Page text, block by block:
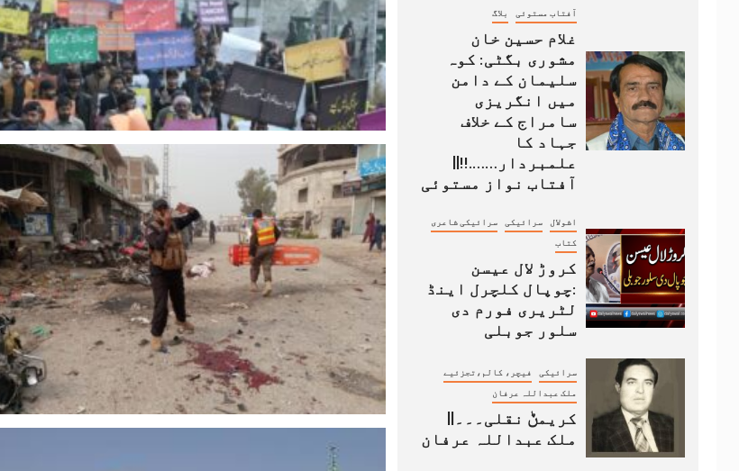
آفتاب مستوئی بلاگ
غلام حسین خان
مشوری بگٹی: کوہ
سلیمان کے دامن
میں انگریزی
سامراج کے خلاف
جہاد کا
علمبردار…….!!||
آفتاب نواز مستوئی
اشولال سرائیکی سرائیکی شاعری
کتاب
کروڑ لال عیسن
:چوپال کلچرل اینڈ
لٹریری فورم دی
سلور جوبلی
سرائیکی فیچر، کالم،تجزئیے
ملک عبداللہ عرفان
کریمݨ نقلی۔۔۔||
ملک عبداللہ عرفان